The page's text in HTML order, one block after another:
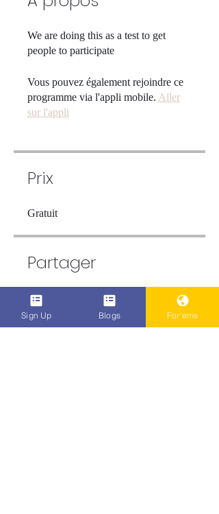
We are doing this as a test to get
people to participate
Vous pouvez également rejoindre ce
programme via l'appli mobile. Aller
sur l'appli
Prix
Gratuit
Partager
Sign Up Blogs For'ems